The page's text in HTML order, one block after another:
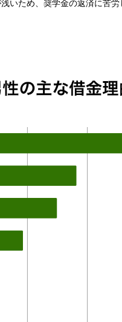
いため、奨学金の返済に苦労